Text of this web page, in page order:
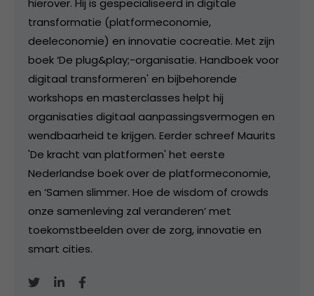
hierover. Hij is gespecialiseerd in digitale
transformatie (platformeconomie,
deeleconomie) en innovatie cocreatie. Met zijn
boek ‘De plug&play;-organisatie. Handboek voor
digitaal transformeren' en bijbehorende
workshops en masterclasses helpt hij
organisaties digitaal aanpassingsvermogen en
wendbaarheid te krijgen. Eerder schreef Maurits
'De kracht van platformen' het eerste
Nederlandse boek over de platformeconomie,
en ‘Samen slimmer. Hoe de wisdom of crowds
onze samenleving zal veranderen’ met
toekomstbeelden over de zorg, innovatie en
smart cities.